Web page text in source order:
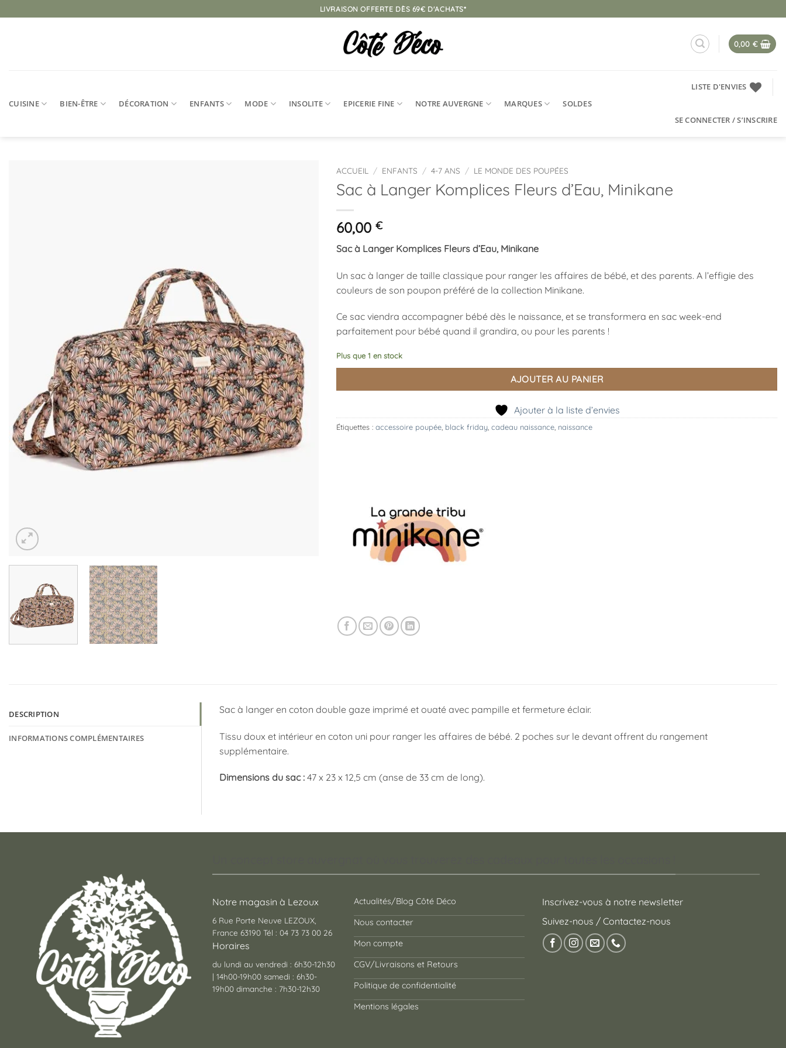
au
LIVRAISON OFFERTE DÈS 69€ D'ACHATS*
0,00 €
CUISINE BIEN-ÊTRE DÉCORATION ENFANTS MODE INSOLITE EPICERIE FINE NOTRE AUVERGNE MARQUES SOLDES
LISTE D'ENVIES
SE CONNECTER / S’INSCRIRE
ACCUEIL / ENFANTS / 4-7 ANS / LE MONDE DES POUPÉES
Sac à Langer Komplices Fleurs d’Eau, Minikane
60,00 €
Sac à Langer Komplices Fleurs d’Eau, Minikane
Un sac à langer de taille classique pour ranger les affaires de bébé, et des parents. A l’effigie des
couleurs de son poupon préféré de la collection Minikane.
Ce sac viendra accompagner bébé dès le naissance, et se transformera en sac week-end
parfaitement pour bébé quand il grandira, ou pour les parents !
Plus que 1 en stock
AJOUTER AU PANIER
Ajouter à la liste d’envies
Étiquettes : accessoire poupée black friday cadeau naissance naissance
DESCRIPTION
INFORMATIONS COMPLÉMENTAIRES
Sac à langer en coton double gaze imprimé et ouaté avec pampille et fermeture éclair.
Tissu doux et intérieur en coton uni pour ranger les affaires de bébé. 2 poches sur le devant offrent du rangement
supplémentaire.
Dimensions du sac :47 x 23 x 12,5 cm (anse de 33 cm de long).
Notre magasin à Lezoux
6 Rue Porte Neuve LEZOUX,
France 63190 Tél : 04 73 73 00 26
Horaires
du lundi au vendredi : 6h30-12h30
| 14h00-19h00 samedi : 6h30-
19h00 dimanche : 7h30-12h30
Actualités/Blog Côté Déco
Nous contacter
Mon compte
CGV/Livraisons et Retours
Politique de confidentialité
Mentions légales
Inscrivez-vous à notre newsletter
Suivez-nous / Contactez-nous